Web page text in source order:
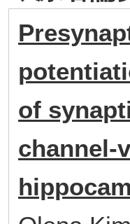
of
channel-